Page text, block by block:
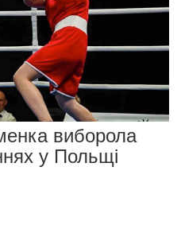
виборола
у Польщі